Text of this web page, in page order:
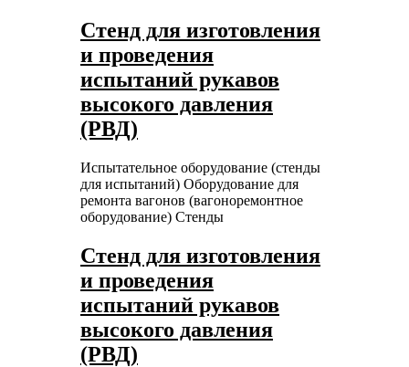
Стенд для изготовления
и проведения
испытаний рукавов
высокого давления
(РВД)
Испытательное оборудование (стенды
для испытаний) Оборудование для
ремонта вагонов (вагоноремонтное
оборудование) Стенды
Стенд для изготовления
и проведения
испытаний рукавов
высокого давления
(РВД)